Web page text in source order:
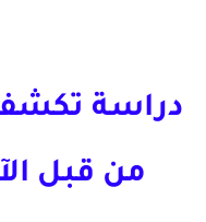
دراسة
من قبل